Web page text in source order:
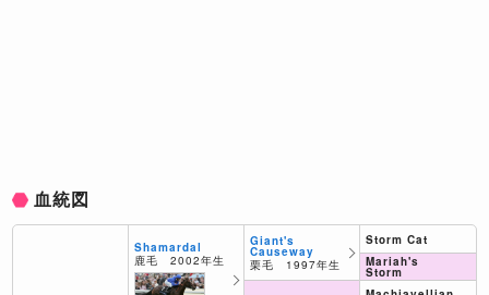
血統図
Shamardal
鹿毛 2002年生
Giant's
Causeway
栗毛 1997年生
Storm Cat
Mariah's
Storm